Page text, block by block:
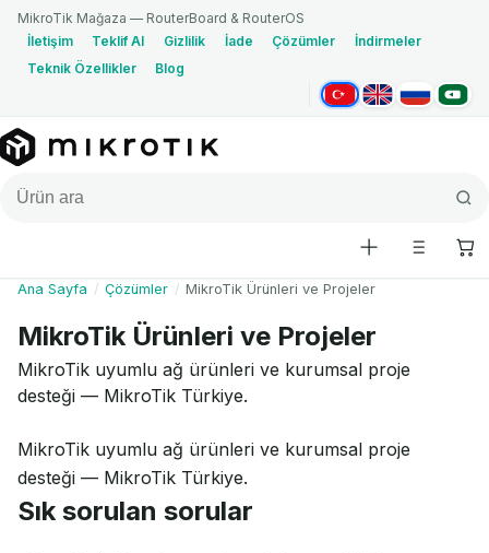
MikroTik Mağaza — RouterBoard & RouterOS
İletişim
Teklif Al Gizlilik İade Çözümler
İndirmeler
Teknik Özellikler
Blog
TürkçeEnglishРусскийالعربية
Ana Sayfa / Çözümler / MikroTik Ürünleri ve Projeler
MikroTik Ürünleri ve Projeler
MikroTik uyumlu ağ ürünleri ve kurumsal proje
desteği — MikroTik Türkiye.
MikroTik uyumlu ağ ürünleri ve kurumsal proje
desteği — MikroTik Türkiye.
Sık sorulan sorular